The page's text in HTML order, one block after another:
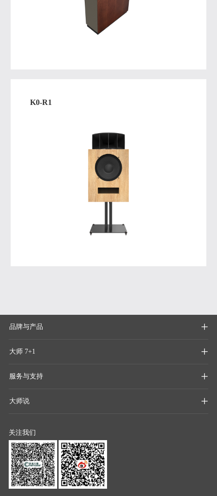
K0-R1
品牌与产品 
大师 7+1 
服务与支持 
大师说 
关注我们